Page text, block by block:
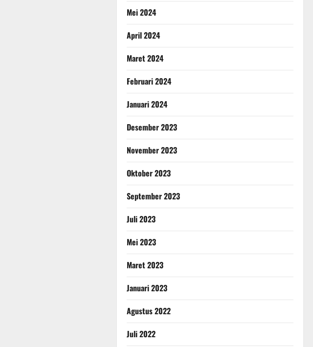
Mei 2024
April 2024
Maret 2024
Februari 2024
Januari 2024
Desember 2023
November 2023
Oktober 2023
September 2023
Juli 2023
Mei 2023
Maret 2023
Januari 2023
Agustus 2022
Juli 2022